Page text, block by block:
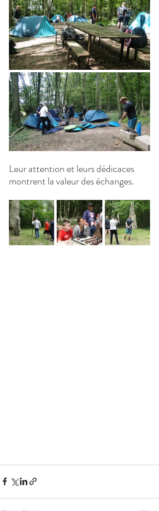
Leur attention et leurs dédicaces
montrent la valeur des échanges.